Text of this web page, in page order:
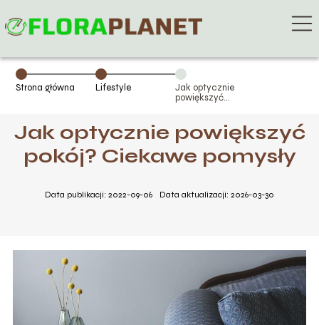
Strona główna Lifestyle
Jak optycznie
powiększyć
Jak optycznie powiększyć
pokój? Ciekawe pomysły
Data publikacji: 2022-09-06 Data aktualizacji: 2026-03-30